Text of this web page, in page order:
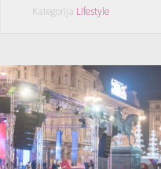
Kategorija Lifestyle